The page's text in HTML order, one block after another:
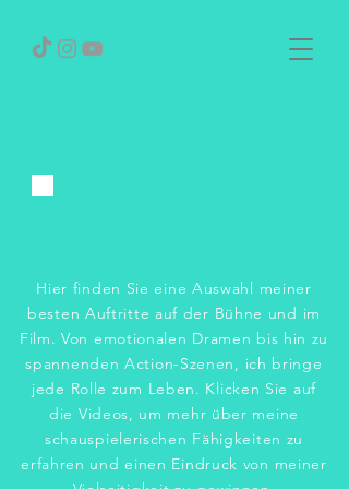
Hier finden Sie eine Auswahl meiner
besten Auftritte auf der Bühne und im
Film. Von emotionalen Dramen bis hin zu
spannenden Action-Szenen, ich bringe
jede Rolle zum Leben. Klicken Sie auf
die Videos, um mehr über meine
schauspielerischen Fähigkeiten zu
erfahren und einen Eindruck von meiner